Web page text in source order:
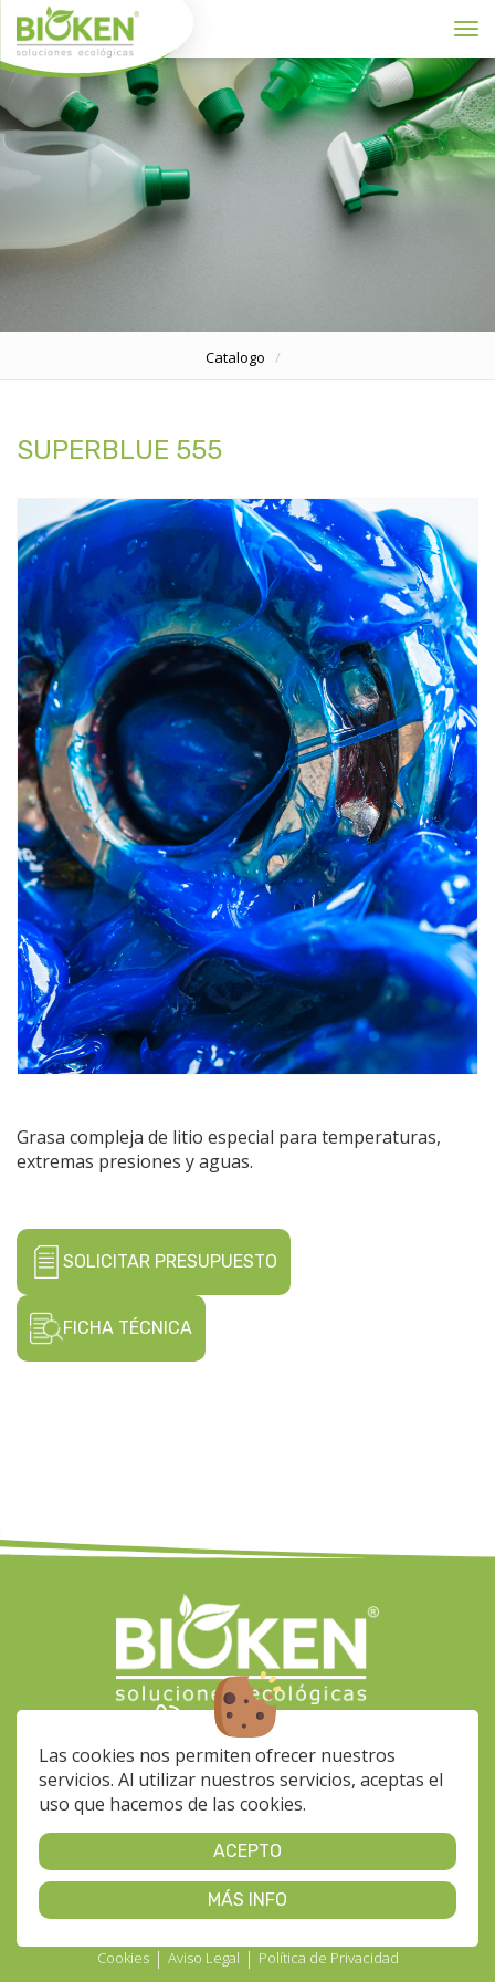
Las cookies nos permiten ofrecer nuestros
servicios. Al utilizar nuestros servicios, aceptas el
uso que hacemos de las cookies.
ACEPTO
MÁS INFO
Catalogo
SUPERBLUE 555
Grasa compleja de litio especial para temperaturas,
extremas presiones y aguas.
SOLICITAR PRESUPUESTO
FICHA TÉCNICA
(+34) 928 564 033
bioken@klinerprofesional.com
Calle Fragua, 37 Nave 35
35118 - Pol. Ind. Arinaga
De Lunes a Viernes de 7 a
15h
Cookies| Aviso Legal | Política de Privacidad